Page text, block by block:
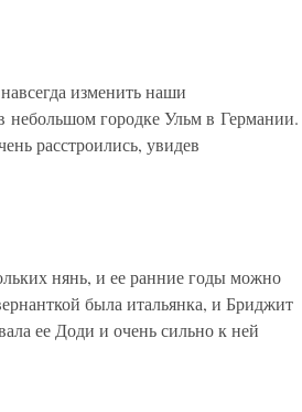
изменить наши
небольшом городке Ульм в Германии.
расстроились, увидев
нянь, и ее ранние годы можно
была итальянка, и Бриджит
ее Доди и очень сильно к ней